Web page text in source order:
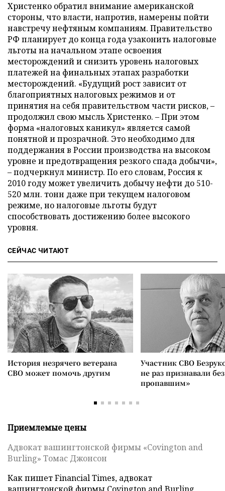
Христенко обратил внимание американской
стороны, что власти, напротив, намерены пойти
навстречу нефтяным компаниям. Правительство
РФ планирует до конца года узаконить налоговые
льготы на начальном этапе освоения
месторождений и снизить уровень налоговых
платежей на финальных этапах разработки
месторождений. «Будущий рост зависит от
благоприятных налоговых режимов и от
принятия на себя правительством части рисков, –
продолжил свою мысль Христенко. – При этом
форма «налоговых каникул» является самой
понятной и прозрачной. Это необходимо для
поддержания в России производства на высоком
уровне и предотвращения резкого спада добычи»,
– подчеркнул министр. По его словам, Россия к
2010 году может увеличить добычу нефти до 510-
520 млн. тонн даже при текущем налоговом
режиме, но налоговые льготы будут
способствовать достижению более высокого
уровня.
СЕЙЧАС ЧИТАЮТ
История незрячего ветерана
СВО может помочь другим
Участник СВО
не раз признавали
пропавшим»
Приемлемые цены
Адвокат вашингтонской фирмы «Covington and
Burling» Томас Джонсон
Как пишет Financial Times, адвокат